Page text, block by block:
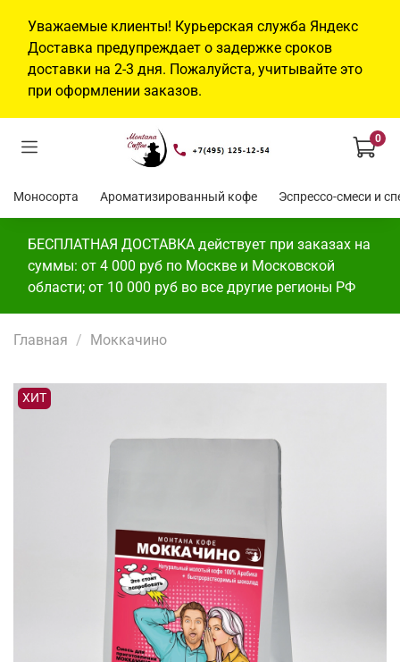
Уважаемые клиенты! Курьерская служба Яндекс
Доставка предупреждает о задержке сроков
доставки на 2-3 дня. Пожалуйста, учитывайте это
при оформлении заказов.
0
Моносорта Ароматизированный кофе
БЕСПЛАТНАЯ ДОСТАВКА действует при заказах на
суммы: от 4 000 руб по Москве и Московской
области; от 10 000 руб во все другие регионы РФ
Главная Моккачино
ХИТ